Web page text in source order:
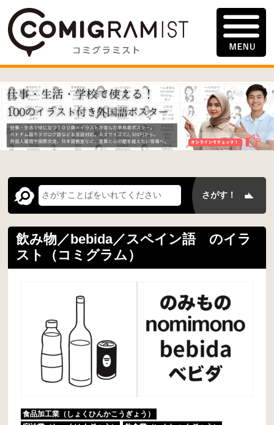
飲み物／bebida／スペイン語 のイラ
スト（コミグラム）
食品加工業（しょくひんかこうぎょう）